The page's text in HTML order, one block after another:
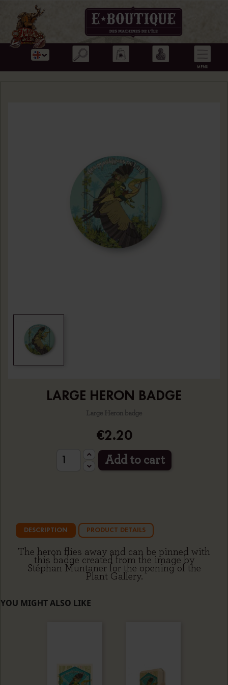
LARGE HERON BADGE
Large Heron badge
€2.20
Add to cart
DESCRIPTION PRODUCT DETAILS
The heron flies away and can be pinned with
this badge created from the image by
Stéphan Muntaner for the opening of the
Plant Gallery.
YOU MIGHT ALSO LIKE